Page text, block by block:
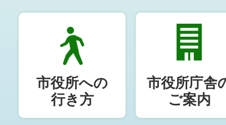
市役所への
行き方
市役所庁舎
ご案内